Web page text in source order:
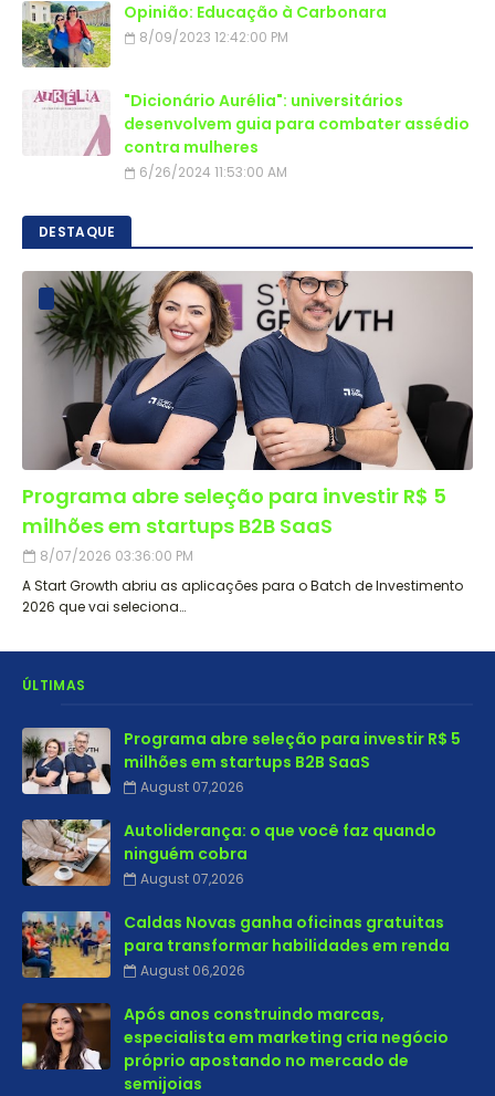
Opinião: Educação à Carbonara
8/09/2023 12:42:00 PM
"Dicionário Aurélia": universitários
desenvolvem guia para combater assédio
contra mulheres
6/26/2024 11:53:00 AM
DESTAQUE
Programa abre seleção para investir R$ 5
milhões em startups B2B SaaS
8/07/2026 03:36:00 PM
A Start Growth abriu as aplicações para o Batch de Investimento
2026 que vai seleciona…
ÚLTIMAS
Programa abre seleção para investir R$ 5
milhões em startups B2B SaaS
August 07,2026
Autoliderança: o que você faz quando
ninguém cobra
August 07,2026
Caldas Novas ganha oficinas gratuitas
para transformar habilidades em renda
August 06,2026
Após anos construindo marcas,
especialista em marketing cria negócio
próprio apostando no mercado de
semijoias